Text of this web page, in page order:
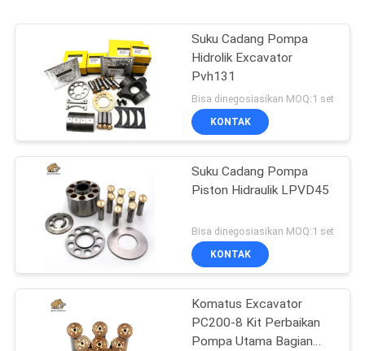
Suku Cadang Pompa
Hidrolik Excavator
Pvh131
Bisa dinegosiasikan MOQ:1 set
KONTAK
Suku Cadang Pompa
Piston Hidraulik LPVD45
Bisa dinegosiasikan MOQ:1 set
KONTAK
Komatus Excavator
PC200-8 Kit Perbaikan
Pompa Utama Bagian